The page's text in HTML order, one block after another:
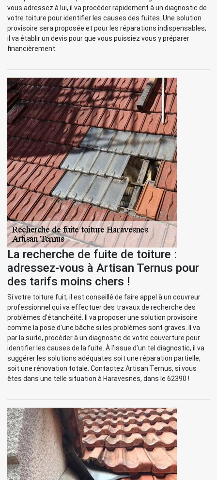
vous adressez à lui, il va procéder rapidement à un diagnostic de
votre toiture pour identifier les causes des fuites. Une solution
provisoire sera proposée et pour les réparations indispensables,
il va établir un devis pour que vous puissiez vous y préparer
financièrement.
La recherche de fuite de toiture :
adressez-vous à Artisan Ternus pour
des tarifs moins chers !
Si votre toiture fuit, il est conseillé de faire appel à un couvreur
professionnel qui va effectuer des travaux de recherche des
problèmes d’étanchéité. Il va proposer une solution provisoire
comme la pose d’une bâche si les problèmes sont graves. Il va
par la suite, procéder à un diagnostic de votre couverture pour
identifier les causes de la fuite. À l’issue d’un tel diagnostic, il va
suggérer les solutions adéquates soit une réparation partielle,
soit une rénovation totale. Contactez Artisan Ternus, si vous
êtes dans une telle situation à Haravesnes, dans le 62390 !